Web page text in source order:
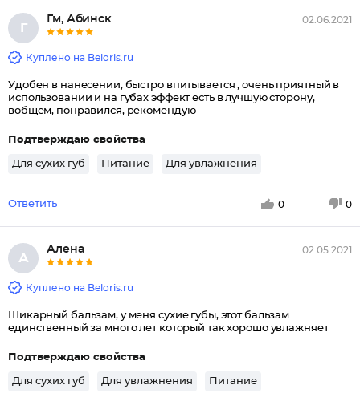
Г
Гм, Абинск 02.06.2021
Куплено на Beloris.ru
Удобен в нанесении, быстро впитывается , очень приятный в
использовании и на губах эффект есть в лучшую сторону,
вобщем, понравился, рекомендую
Подтверждаю свойства
Для сухих губ Питание Для увлажнения
Ответить 0 0
А
Алена 02.05.2021
Куплено на Beloris.ru
Шикарный бальзам, у меня сухие губы, этот бальзам
единственный за много лет который так хорошо увлажняет
Подтверждаю свойства
Для сухих губ Для увлажнения Питание